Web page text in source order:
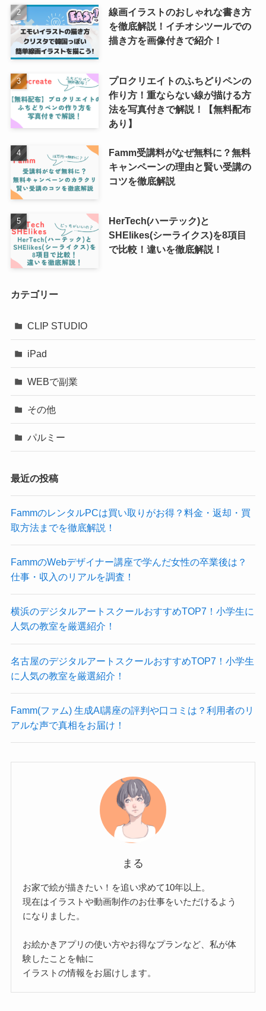
線画イラストのおしゃれな書き方
を徹底解説！イチオシツールでの
描き方を画像付きで紹介！
プロクリエイトのふちどりペンの
作り方！重ならない線が描ける方
法を写真付きで解説！【無料配布
あり】
Famm受講料がなぜ無料に？無料
キャンペーンの理由と賢い受講の
コツを徹底解説
HerTech(ハーテック)と
SHElikes(シーライクス)を8項目
で比較！違いを徹底解説！
カテゴリー
CLIP STUDIO
iPad
WEBで副業
その他
パルミー
最近の投稿
FammのレンタルPCは買い取りがお得？料金・返却・買
取方法までを徹底解説！
FammのWebデザイナー講座で学んだ女性の卒業後は？
仕事・収入のリアルを調査！
横浜のデジタルアートスクールおすすめTOP7！小学生に
人気の教室を厳選紹介！
名古屋のデジタルアートスクールおすすめTOP7！小学生
に人気の教室を厳選紹介！
Famm(ファム) 生成AI講座の評判や口コミは？利用者のリ
アルな声で真相をお届け！
まる
お家で絵が描きたい！を追い求めて10年以上。
現在はイラストや動画制作のお仕事をいただけるよう
になりました。
お絵かきアプリの使い方やお得なプランなど、私が体
験したことを軸に
イラストの情報をお届けします。